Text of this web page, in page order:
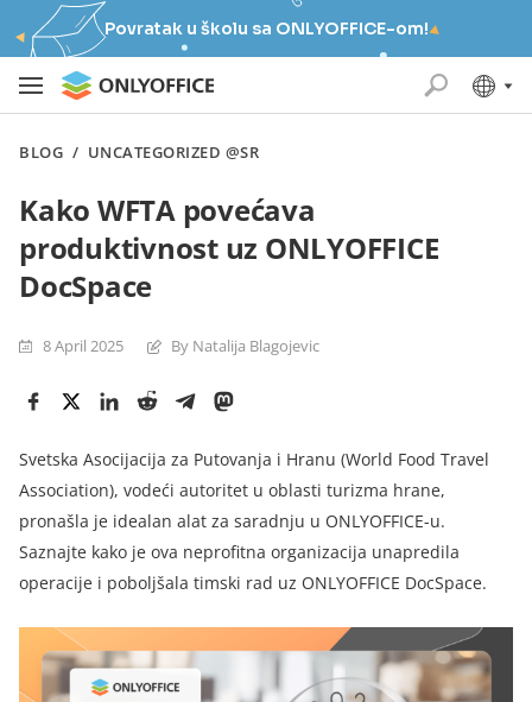
Povratak u školu sa ONLYOFFICE-om!
BLOG / UNCATEGORIZED @SR
Kako WFTA povećava
produktivnost uz ONLYOFFICE
DocSpace
8 April 2025 By Natalija Blagojevic
Svetska Asocijacija za Putovanja i Hranu (World Food Travel
Association), vodeći autoritet u oblasti turizma hrane,
pronašla je idealan alat za saradnju u ONLYOFFICE-u.
Saznajte kako je ova neprofitna organizacija unapredila
operacije i poboljšala timski rad uz ONLYOFFICE DocSpace.